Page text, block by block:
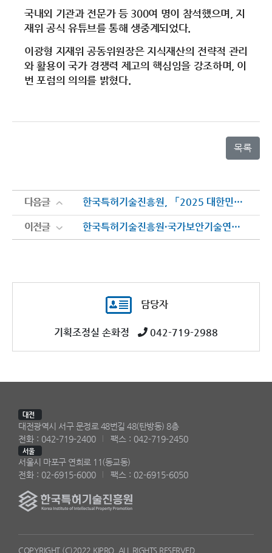
국내외 기관과 전문가 등 300여 명이 참석했으며, 지
재위 공식 유튜브를 통해 생중계되었다.
이광형 지재위 공동위원장은 지식재산의 전략적 관리
와 활용이 국가 경쟁력 제고의 핵심임을 강조하며, 이
번 포럼의 의의를 밝혔다.
목록
다음글 한국특허기술진흥원, 「2025 대한민국 지식재산대전」 참석
다음글
이전글 한국특허기술진흥원·국가보안기술연구소, 서울서 ‘양자내성암호 특허 대응 실무회의’ 개최
이전글
담당자
기획조정실 손화정 042-719-2988
대전
대전광역시 서구 문정로 48번길 48(탄방동) 8층
전화 : 042-719-2400
팩스 : 042-719-2450
서울
서울시 마포구 연희로 11(동교동)
전화 : 02-6915-6000
팩스 : 02-6915-6050
COPYRIGHT (C)2022 KIPRO. ALL RIGHTS RESERVED.